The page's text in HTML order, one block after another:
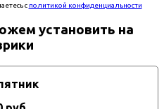
с политикой конфиденциальности
установить на